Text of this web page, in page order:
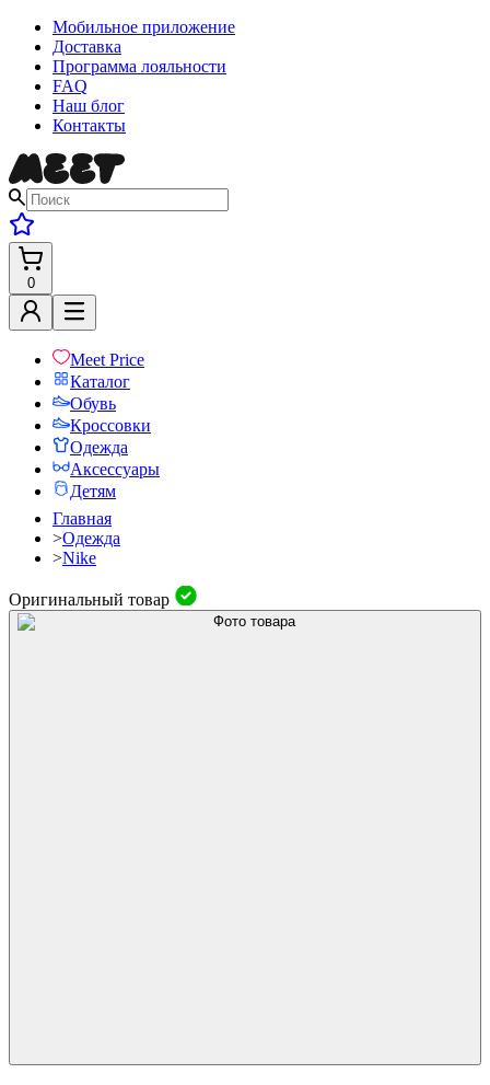
Мобильное приложение
Доставка
Программа лояльности
FAQ
Наш блог
Контакты
0
Meet Price
Каталог
Обувь
Кроссовки
Одежда
Аксессуары
Детям
Главная
>Одежда
>Nike
Оригинальный товар